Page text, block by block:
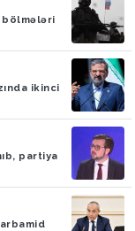
bölmələri
ikinci
partiya